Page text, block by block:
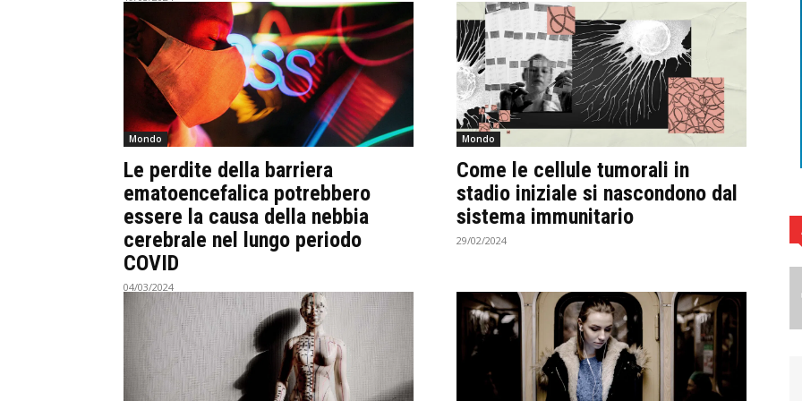
Mondo
Le perdite della barriera
ematoencefalica potrebbero
essere la causa della nebbia
cerebrale nel lungo periodo
COVID
04/03/2024
Mondo
Come le cellule tumorali in
stadio iniziale si nascondono dal
sistema immunitario
29/02/2024